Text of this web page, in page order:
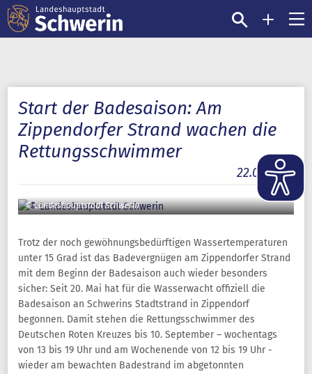
Start der Badesaison: Am
Zippendorfer Strand wachen die
Rettungsschwimmer
22.05.2025
© Landeshauptstadt Schwerin
Trotz der noch gewöhnungsbedürftigen Wassertemperaturen
unter 15 Grad ist das Badevergnügen am Zippendorfer Strand
mit dem Beginn der Badesaison auch wieder besonders
sicher: Seit 20. Mai hat für die Wasserwacht offiziell die
Badesaison an Schwerins Stadtstrand in Zippendorf
begonnen. Damit stehen die Rettungsschwimmer des
Deutschen Roten Kreuzes bis 10. September – wochentags
von 13 bis 19 Uhr und am Wochenende von 12 bis 19 Uhr -
wieder am bewachten Badestrand im abgetonnten